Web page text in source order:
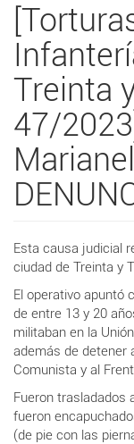
Treinta
47/
Esta causa judicial
ciudad de Treinta y
El operativo apuntó
de entre 13 y 20
militaban en la
además de detener
Comunista y al
Fueron trasladados
fueron
(de pie con las